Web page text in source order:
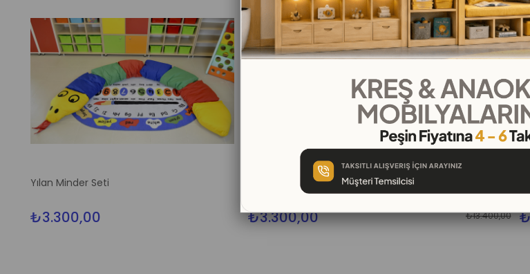
Yılan Minder Seti
₺3.300,00
Tırtıl Minder Seti
₺3.300,00
Yuva Oyun
₺13.400,00